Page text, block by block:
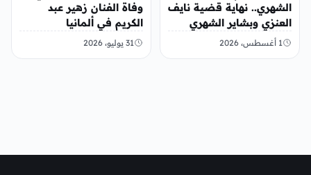
الشهري.. نهاية قضية نايف
العنزي وبشاير الشهري
1 أغسطس، 2026
وفاة الفنان زهير عبد
الكريم في ألمانيا
31 يوليو، 2026